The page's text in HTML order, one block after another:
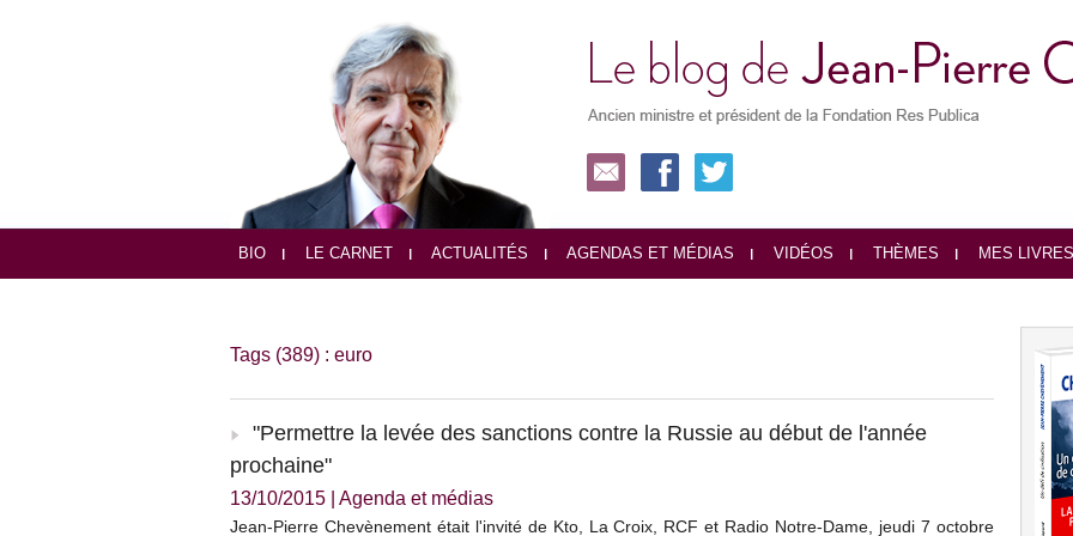
BIO LE CARNET ACTUALITÉS AGENDAS ET MÉDIAS VIDÉOS THÈMES MES LIVRES
Tags (389) : euro
"Permettre la levée des sanctions contre la Russie au début de l'année
prochaine"
13/10/2015 Agenda et médias
Jean-Pierre Chevènement était l'invité de Kto, La Croix, RCF et Radio Notre-Dame, jeudi 7 octobre